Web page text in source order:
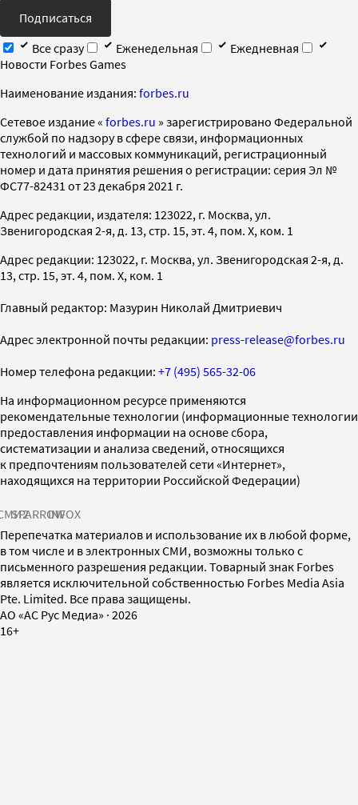
Подписаться
Все сразу
Еженедельная
Ежедневная
Новости Forbes Games
Наименование издания: forbes.ru
Cетевое издание « forbes.ru » зарегистрировано Федеральной
службой по надзору в сфере связи, информационных
технологий и массовых коммуникаций, регистрационный
номер и дата принятия решения о регистрации: серия Эл №
ФС77-82431 от 23 декабря 2021 г.
Адрес редакции, издателя: 123022, г. Москва, ул.
Звенигородская 2-я, д. 13, стр. 15, эт. 4, пом. X, ком. 1
Адрес редакции: 123022, г. Москва, ул. Звенигородская 2-я, д.
13, стр. 15, эт. 4, пом. X, ком. 1
Главный редактор: Мазурин Николай Дмитриевич
Адрес электронной почты редакции: press-release@forbes.ru
Номер телефона редакции: +7 (495) 565-32-06
На информационном ресурсе применяются
рекомендательные технологии (информационные технологии
предоставления информации на основе сбора,
систематизации и анализа сведений, относящихся
к предпочтениям пользователей сети «Интернет»,
находящихся на территории Российской Федерации)
SPARROWINFOX
Перепечатка материалов и использование их в любой форме,
в том числе и в электронных СМИ, возможны только с
письменного разрешения редакции. Товарный знак Forbes
является исключительной собственностью Forbes Media Asia
Pte. Limited. Все права защищены.
AO «АС Рус Медиа» · 2026
16+